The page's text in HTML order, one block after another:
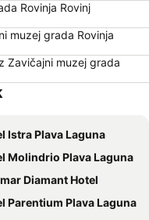
Rovinja Rovinj
muzej grada Rovinja
Zavičajni muzej grada
Istra Plava Laguna
Molindrio Plava Laguna
Diamant Hotel
Parentium Plava Laguna